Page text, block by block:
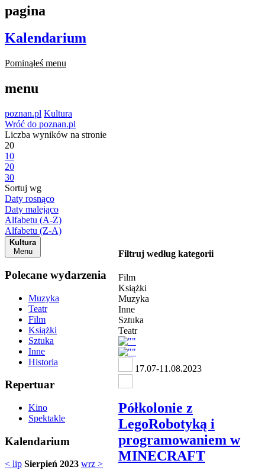
pagina
Kalendarium
Pominąłeś menu
menu
poznan.pl Kultura
Wróć do poznan.pl
Liczba wyników na stronie
20
10
20
30
Sortuj wg
Daty rosnąco
Daty malejąco
Alfabetu (A-Z)
Alfabetu (Z-A)
Kultura
Menu
Polecane wydarzenia
Muzyka
Teatr
Film
Książki
Sztuka
Inne
Historia
Repertuar
Kino
Spektakle
Kalendarium
< lip Sierpień 2023 wrz >
Filtruj według kategorii
Film
Książki
Muzyka
Inne
Sztuka
Teatr
17.07-11.08.2023
Półkolonie z
LegoRobotyką i
programowaniem w
MINECRAFT